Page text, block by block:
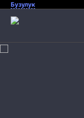
Бузулук